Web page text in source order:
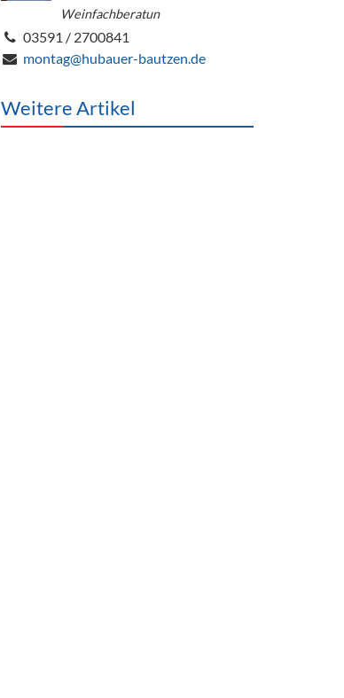
Weinfachberatun
03591 / 2700841
montag@hubauer-bautzen.de
Weitere Artikel